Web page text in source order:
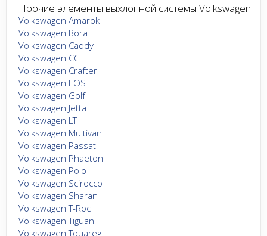
Прочие элементы выхлопной системы Volkswagen
Volkswagen Amarok
Volkswagen Bora
Volkswagen Caddy
Volkswagen CC
Volkswagen Crafter
Volkswagen EOS
Volkswagen Golf
Volkswagen Jetta
Volkswagen LT
Volkswagen Multivan
Volkswagen Passat
Volkswagen Phaeton
Volkswagen Polo
Volkswagen Scirocco
Volkswagen Sharan
Volkswagen T-Roc
Volkswagen Tiguan
Volkswagen Touareg